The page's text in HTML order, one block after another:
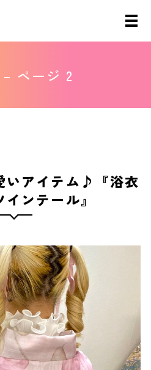
ページ 2
いアイテム♪『浴衣
ンテール』